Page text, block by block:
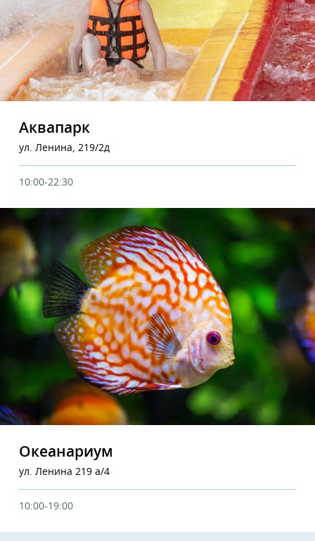
Аквапарк
ул. Ленина, 219/2д
10:00-22:30
Океанариум
ул. Ленина 219 а/4
10:00-19:00